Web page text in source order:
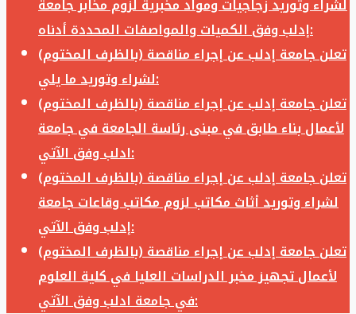
لشراء وتوريد زجاجيات ومواد مخبرية لزوم مخابر جامعة
إدلب وفق الكميات والمواصفات المحددة أدناه:
تعلن جامعة إدلب عن إجراء مناقصة (بالظرف المختوم)
لشراء وتوريد ما يلي:
تعلن جامعة إدلب عن إجراء مناقصة (بالظرف المختوم)
لأعمال بناء طابق في مبنى رئاسة الجامعة في جامعة
ادلب وفق الآتي:
تعلن جامعة إدلب عن إجراء مناقصة (بالظرف المختوم)
لشراء وتوريد أثاث مكاتب لزوم مكاتب وقاعات جامعة
إدلب وفق الآتي:
تعلن جامعة إدلب عن إجراء مناقصة (بالظرف المختوم)
لأعمال تجهيز مخبر الدراسات العليا في كلية العلوم
في جامعة ادلب وفق الآتي: